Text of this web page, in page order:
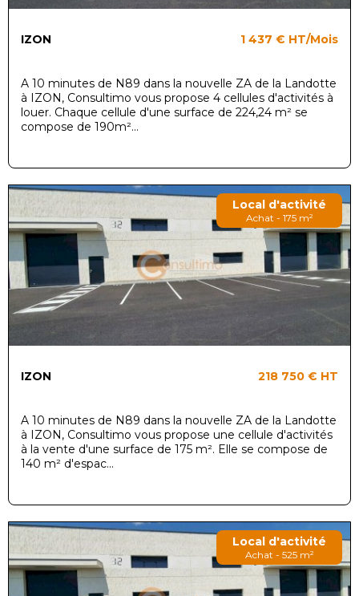
IZON 1 437 € HT/Mois
A 10 minutes de N89 dans la nouvelle ZA de la Landotte
à IZON, Consultimo vous propose 4 cellules d'activités à
louer. Chaque cellule d'une surface de 224,24 m² se
compose de 190m²...
Local d'activité
Achat - 175 m²
IZON 218 750 € HT
A 10 minutes de N89 dans la nouvelle ZA de la Landotte
à IZON, Consultimo vous propose une cellule d'activités
à la vente d'une surface de 175 m². Elle se compose de
140 m² d'espac...
Local d'activité
Achat - 525 m²